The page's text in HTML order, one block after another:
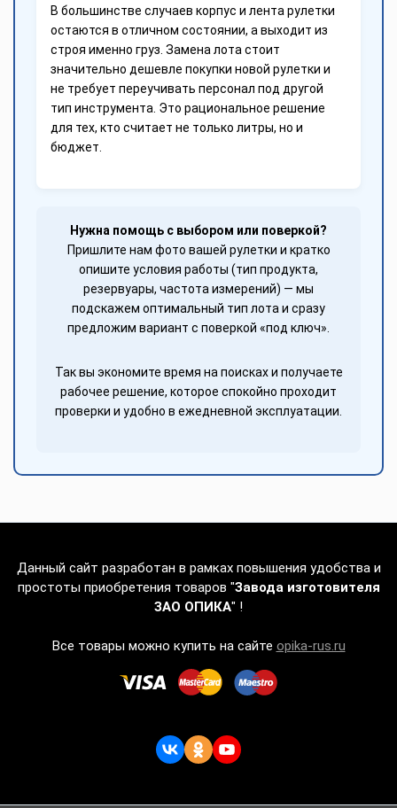
В большинстве случаев корпус и лента рулетки
остаются в отличном состоянии, а выходит из
строя именно груз. Замена лота стоит
значительно дешевле покупки новой рулетки и
не требует переучивать персонал под другой
тип инструмента. Это рациональное решение
для тех, кто считает не только литры, но и
бюджет.
Нужна помощь с выбором или поверкой?
Пришлите нам фото вашей рулетки и кратко
опишите условия работы (тип продукта,
резервуары, частота измерений) — мы
подскажем оптимальный тип лота и сразу
предложим вариант с поверкой «под ключ».
Так вы экономите время на поисках и получаете
рабочее решение, которое спокойно проходит
проверки и удобно в ежедневной эксплуатации.
Данный сайт разработан в рамках повышения удобства и
простоты приобретения товаров "Завода изготовителя
ЗАО ОПИКА" !
Все товары можно купить на сайте opika-rus.ru